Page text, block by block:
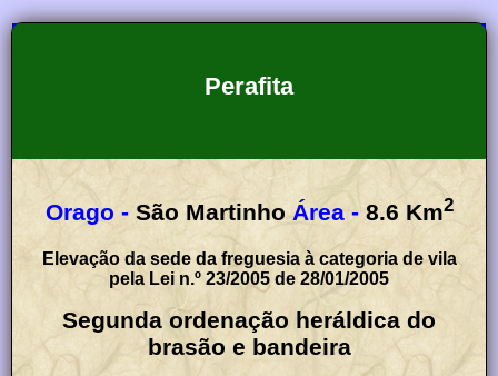
Perafita
Orago - São Martinho Área - 8.6 Km2
Elevação da sede da freguesia à categoria de vila
pela Lei n.º 23/2005 de 28/01/2005
Segunda ordenação heráldica do
brasão e bandeira